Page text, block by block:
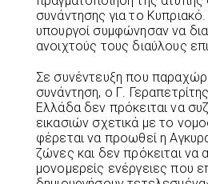
συνάντησης για το
υπουργοί συμφώνησαν να
ανοιχτούς τους διαύλους
Σε συνέντευξη που
συνάντηση, ο Γ.
Ελλάδα δεν πρόκειται να
εικασιών σχετικά με το
φέρεται να προωθεί η
ζώνες και δεν πρόκειται να
μονομερείς ενέργειες που